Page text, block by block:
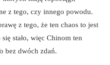
z tego, czy innego powodu.
z tego, że ten chaos to jest
stało, więc Chinom ten
bez dwóch zdań.